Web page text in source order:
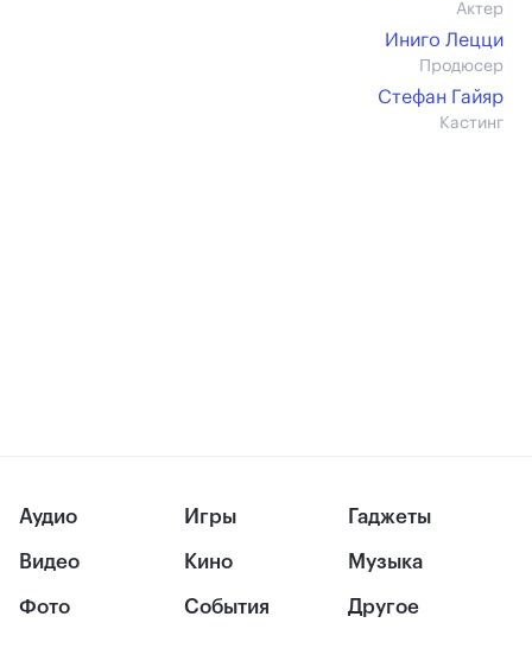
Актер
Иниго Лецци
Продюсер
Стефан Гайяр
Кастинг
Аудио
Видео
Фото
Игры
Кино
События
Гаджеты
Музыка
Другое